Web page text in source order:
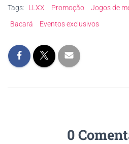
Tags: LLXX Promoção Jogos de
Bacará
Eventos exclusivos
0